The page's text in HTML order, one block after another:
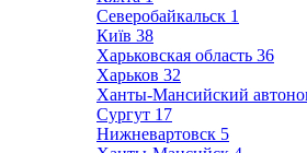
Северобайкальск 1
Київ 38
Харьковская область 36
Харьков 32
Ханты-Мансийский
Сургут 17
Нижневартовск 5